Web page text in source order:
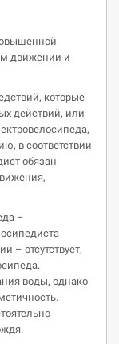
движении и
которые
действий, или
в соответствии
обязан
–
– отсутствует,
воды, однако